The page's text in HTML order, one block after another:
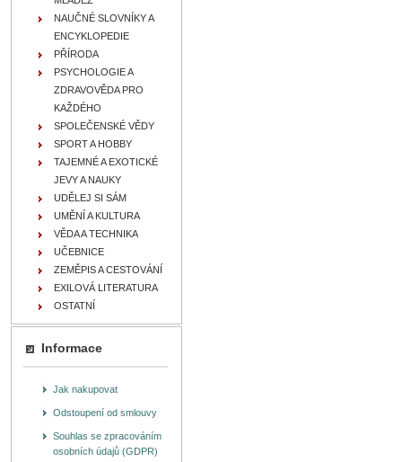
NAUČNÉ SLOVNÍKY A
ENCYKLOPEDIE
PŘÍRODA
PSYCHOLOGIE A
ZDRAVOVĚDA PRO
KAŽDÉHO
SPOLEČENSKÉ VĚDY
SPORT A HOBBY
TAJEMNÉ A EXOTICKÉ
JEVY A NAUKY
UDĚLEJ SI SÁM
UMĚNÍ A KULTURA
VĚDA A TECHNIKA
UČEBNICE
ZEMĚPIS A CESTOVÁNÍ
EXILOVÁ LITERATURA
OSTATNÍ
Informace
Jak nakupovat
Odstoupení od smlouvy
Souhlas se zpracováním
osobních údajů (GDPR)